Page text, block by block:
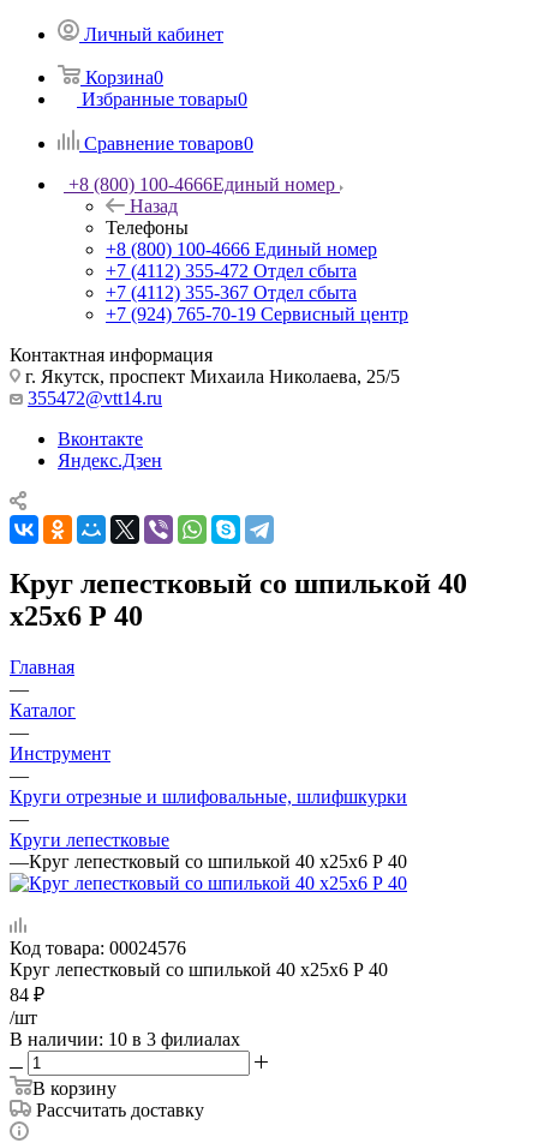
Личный кабинет
Корзина0
Избранные товары0
Сравнение товаров0
+8 (800) 100-4666Единый номер
Назад
Телефоны
+8 (800) 100-4666 Единый номер
+7 (4112) 355-472 Отдел сбыта
+7 (4112) 355-367 Отдел сбыта
+7 (924) 765-70-19 Сервисный центр
Контактная информация
г. Якутск, проспект Михаила Николаева, 25/5
355472@vtt14.ru
Вконтакте
Яндекс.Дзен
Круг лепестковый со шпилькой 40
х25х6 Р 40
Главная
—
Каталог
—
Инструмент
—
Круги отрезные и шлифовальные, шлифшкурки
—
Круги лепестковые
—Круг лепестковый со шпилькой 40 х25х6 Р 40
Код товара: 00024576
Круг лепестковый со шпилькой 40 х25х6 Р 40
84 ₽
/шт
В наличии: 10 в 3 филиалах
В корзину
Рассчитать доставку